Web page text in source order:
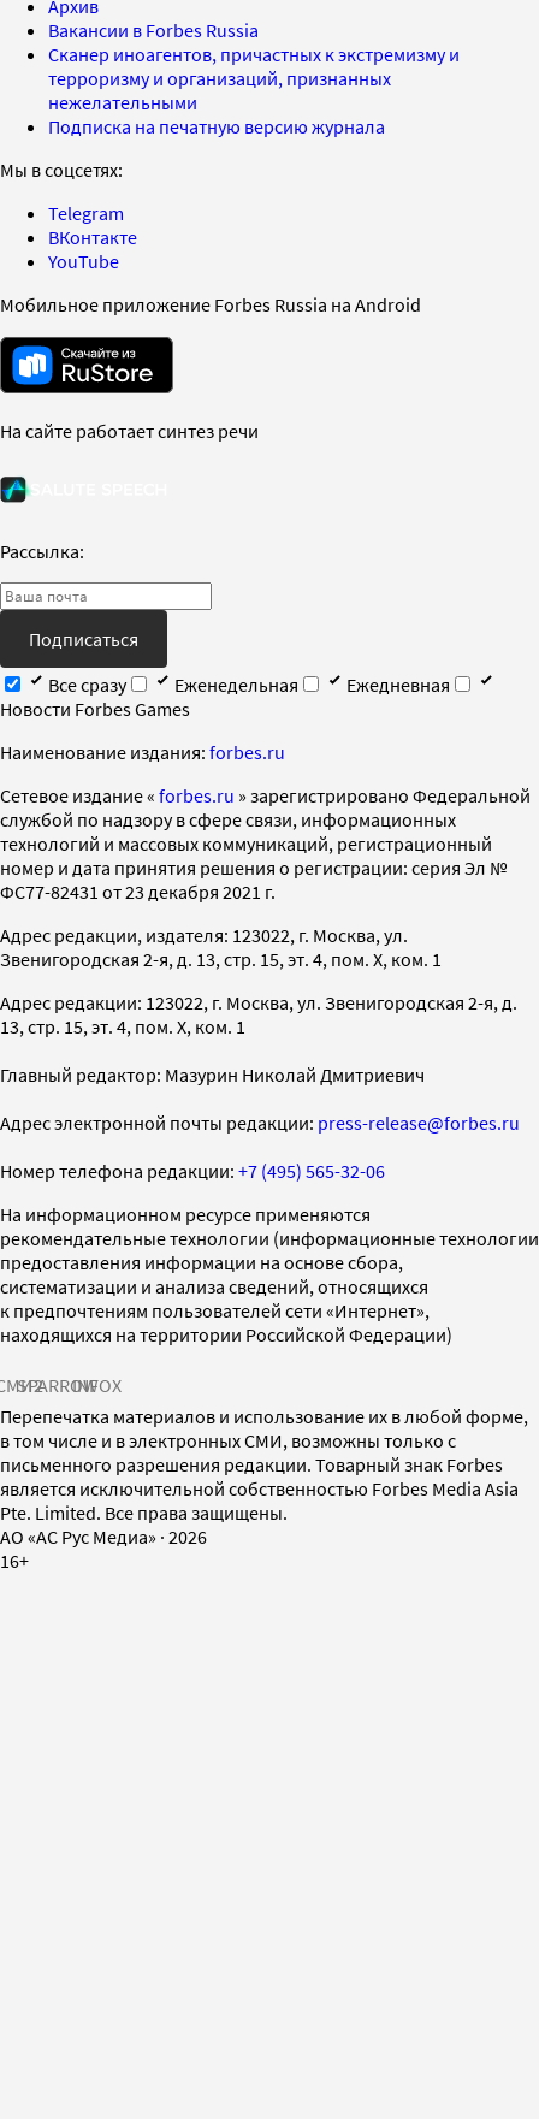
Архив
Вакансии в Forbes Russia
Сканер иноагентов, причастных к экстремизму и
терроризму и организаций, признанных
нежелательными
Подписка на печатную версию журнала
Мы в соцсетях:
Telegram
ВКонтакте
YouTube
Мобильное приложение Forbes Russia на Android
На сайте работает синтез речи
Рассылка:
Подписаться
Все сразу
Еженедельная
Ежедневная
Новости Forbes Games
Наименование издания: forbes.ru
Cетевое издание « forbes.ru » зарегистрировано Федеральной
службой по надзору в сфере связи, информационных
технологий и массовых коммуникаций, регистрационный
номер и дата принятия решения о регистрации: серия Эл №
ФС77-82431 от 23 декабря 2021 г.
Адрес редакции, издателя: 123022, г. Москва, ул.
Звенигородская 2-я, д. 13, стр. 15, эт. 4, пом. X, ком. 1
Адрес редакции: 123022, г. Москва, ул. Звенигородская 2-я, д.
13, стр. 15, эт. 4, пом. X, ком. 1
Главный редактор: Мазурин Николай Дмитриевич
Адрес электронной почты редакции: press-release@forbes.ru
Номер телефона редакции: +7 (495) 565-32-06
На информационном ресурсе применяются
рекомендательные технологии (информационные технологии
предоставления информации на основе сбора,
систематизации и анализа сведений, относящихся
к предпочтениям пользователей сети «Интернет»,
находящихся на территории Российской Федерации)
SPARROWINFOX
Перепечатка материалов и использование их в любой форме,
в том числе и в электронных СМИ, возможны только с
письменного разрешения редакции. Товарный знак Forbes
является исключительной собственностью Forbes Media Asia
Pte. Limited. Все права защищены.
AO «АС Рус Медиа» · 2026
16+